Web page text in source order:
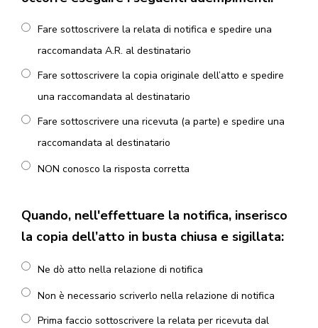
Fare sottoscrivere la relata di notifica e spedire una
raccomandata A.R. al destinatario
Fare sottoscrivere la copia originale dell’atto e spedire
una raccomandata al destinatario
Fare sottoscrivere una ricevuta (a parte) e spedire una
raccomandata al destinatario
NON conosco la risposta corretta
Quando, nell'effettuare la notifica, inserisco
la copia dell’atto in busta chiusa e sigillata:
Ne dò atto nella relazione di notifica
Non è necessario scriverlo nella relazione di notifica
Prima faccio sottoscrivere la relata per ricevuta dal